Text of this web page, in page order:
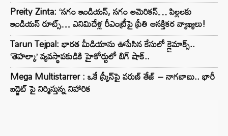
Preity Zinta: ‘సగం ఇండియన్, సగం అమెరికన్… పిల్లలకు
ఇండియన్ రూట్స్… ఎనిమిదేళ్ల రీఎంట్రీపై ప్రీతి ఆసక్తికర వ్యాఖ్యలు!
Tarun Tejpal: భారత మీడియాను ఊపేసిన కేసులో క్లైమాక్స్..
‘తెహల్కా’ వ్యవస్థాపకుడికి హైకోర్టులో బిగ్ షాక్..
Mega Multistarrer : ఒకే స్క్రీన్‌పై వరుణ్ తేజ్ – నాగబాబు.. భారీ
బడ్జెట్ పై నిర్మిస్తున్న నిహారిక